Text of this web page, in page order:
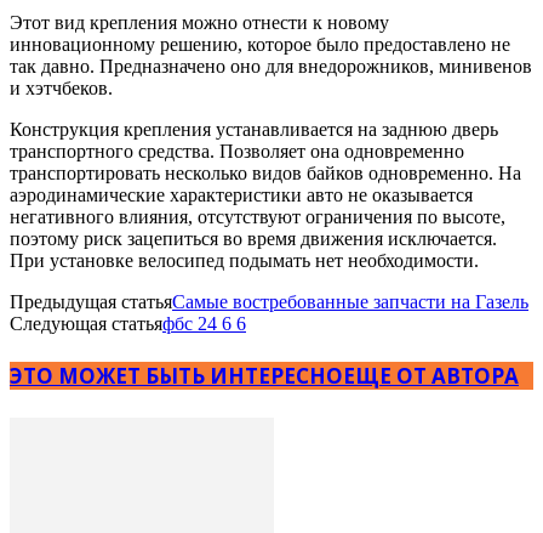
Этот вид крепления можно отнести к новому
инновационному решению, которое было предоставлено не
так давно. Предназначено оно для внедорожников, минивенов
и хэтчбеков.
Конструкция крепления устанавливается на заднюю дверь
транспортного средства. Позволяет она одновременно
транспортировать несколько видов байков одновременно. На
аэродинамические характеристики авто не оказывается
негативного влияния, отсутствуют ограничения по высоте,
поэтому риск зацепиться во время движения исключается.
При установке велосипед подымать нет необходимости.
Предыдущая статьяСамые востребованные запчасти на Газель
Следующая статьяфбс 24 6 6
ЭТО МОЖЕТ БЫТЬ ИНТЕРЕСНОЕЩЕ ОТ АВТОРА